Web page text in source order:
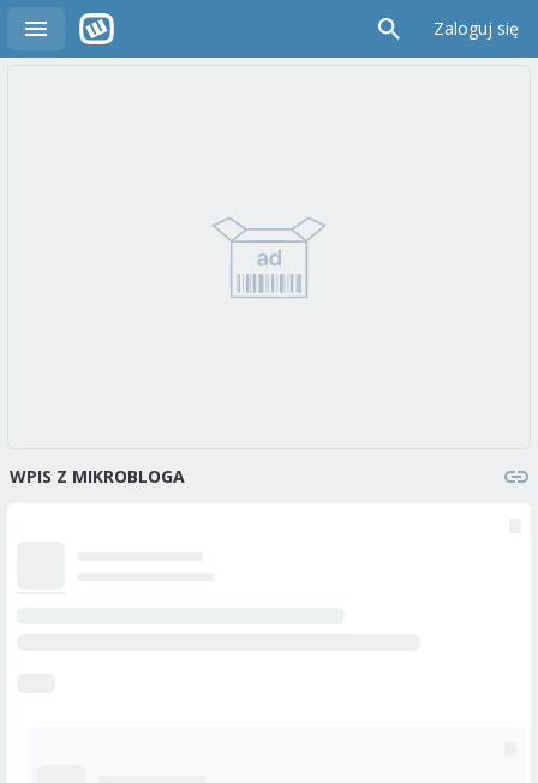
Zaloguj się
WPIS Z MIKROBLOGA